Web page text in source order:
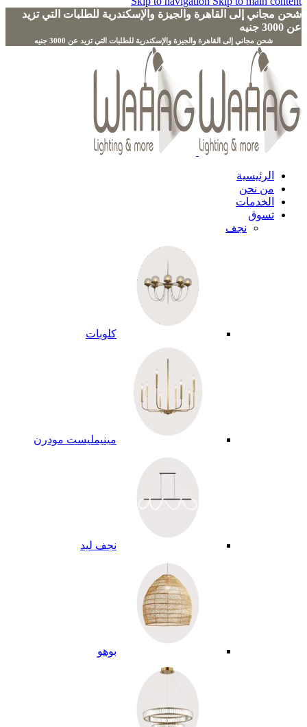
شحن مجاني إلى القاهرة والجيزة والإسكندرية للطلبات التي تزيد
عن 3000 جنيه
الرئيسية
من نحن
الخدمات
تسوق
نجف
كلوبات
مينيمليست مودرن
نجف ليد
بوهو